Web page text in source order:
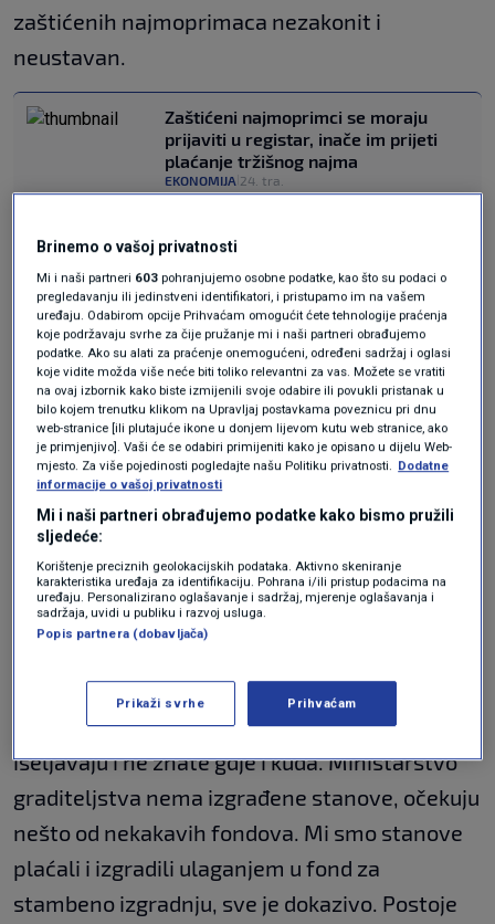
zaštićenih najmoprimaca nezakonit i
neustavan.
Zaštićeni najmoprimci se moraju
prijaviti u registar, inače im prijeti
plaćanje tržišnog najma
EKONOMIJA 24. tra.
Zagreba košta 13 eura mjesečno!"
VIJESTI|5. ožu.
"Bespravno, nezakonito,
neustavno"
"Bespravno, nezakonito, neustavno je
uskraćeno. Ako smo imali uloženo 90 posto
sredstava od vrijednosti stana, imali smo isti
status i prava otkupa. Postoji dokument da
smo bili u statusu društvenog stana i 91. godine
smo imali pravo otkupiti ga."
Kakva je sudbina ljudi koji suzaštićeni
najmoprimci? "Zastrašujuća! Bespravno vas
iseljavaju i ne znate gdje i kuda. Ministarstvo
graditeljstva nema izgrađene stanove, očekuju
nešto od nekakavih fondova. Mi smo stanove
plaćali i izgradili ulaganjem u fond za
stambeno izgradnju, sve je dokazivo. Postoje
Brinemo o vašoj privatnosti
Mi i naši partneri 603 pohranjujemo osobne podatke, kao što su podaci o
pregledavanju ili jedinstveni identifikatori, i pristupamo im na vašem
uređaju. Odabirom opcije Prihvaćam omogućit ćete tehnologije praćenja
koje podržavaju svrhe za čije pružanje mi i naši partneri obrađujemo
podatke. Ako su alati za praćenje onemogućeni, određeni sadržaj i oglasi
koje vidite možda više neće biti toliko relevantni za vas. Možete se vratiti
na ovaj izbornik kako biste izmijenili svoje odabire ili povukli pristanak u
bilo kojem trenutku klikom na Upravljaj postavkama poveznicu pri dnu
web-stranice [ili plutajuće ikone u donjem lijevom kutu web stranice, ako
je primjenjivo]. Vaši će se odabiri primijeniti kako je opisano u dijelu Web-
mjesto. Za više pojedinosti pogledajte našu Politiku privatnosti.
Dodatne
informacije o vašoj privatnosti
Mi i naši partneri obrađujemo podatke kako bismo pružili
sljedeće:
Korištenje preciznih geolokacijskih podataka. Aktivno skeniranje
karakteristika uređaja za identifikaciju. Pohrana i/ili pristup podacima na
uređaju. Personalizirano oglašavanje i sadržaj, mjerenje oglašavanja i
sadržaja, uvidi u publiku i razvoj usluga.
Popis partnera (dobavljača)
Prikaži svrhe Prihvaćam